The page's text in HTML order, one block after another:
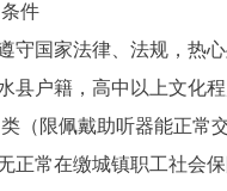
件
守国家法律、法规，热
县户籍，高中以上文化
（限佩戴助听器能正常
正常在缴城镇职工社会